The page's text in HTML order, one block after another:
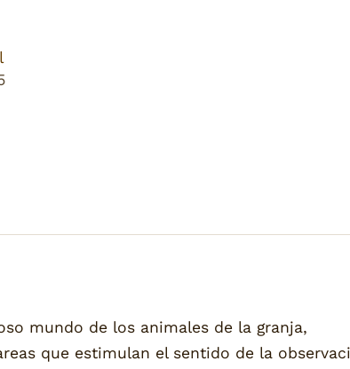
mundo de los animales de la granja,
que estimulan el sentido de la